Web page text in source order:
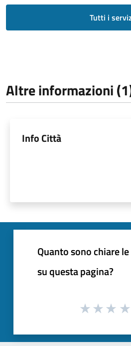
Tutti i
Altre informazioni
Info Città
Quanto sono chiare
su questa pagina?